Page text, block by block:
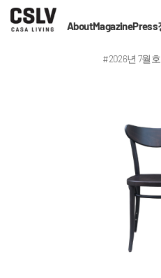
AboutMagazinePress
#2026년 7월호